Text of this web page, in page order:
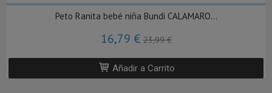
Peto Ranita bebé niña Bundi CALAMARO...
16,79 €23,99 €
Añadir a Carrito